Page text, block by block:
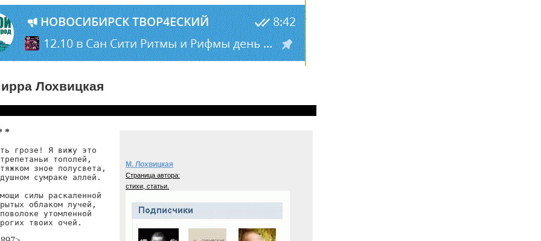
Лохвицкая
*
грозе! Я вижу это
тополей,
зное полусвета,
сумраке аллей.
силы раскаленной
облаком лучей,
утомленной
твоих очей.
М. Лохвицкая
Страница автора:
стихи, статьи.